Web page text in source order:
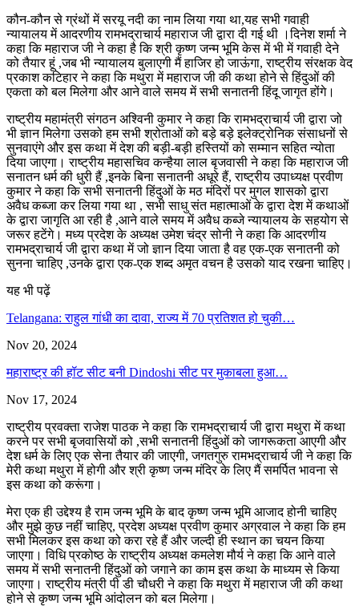
कौन-कौन से ग्रंथों में सरयू नदी का नाम लिया गया था,यह सभी गवाही
न्यायालय में आदरणीय रामभद्राचार्य महाराज जी द्वारा दी गई थी ।दिनेश शर्मा ने
कहा कि महाराज जी ने कहा है कि श्री कृष्ण जन्म भूमि केस में भी में गवाही देने
को तैयार हूं ,जब भी न्यायालय बुलाएगी मैं हाजिर हो जाऊंगा, राष्ट्रीय संरक्षक वेद
प्रकाश कटिहार ने कहा कि मथुरा में महाराज जी की कथा होने से हिंदुओं की
एकता को बल मिलेगा और आने वाले समय में सभी सनातनी हिंदू जागृत होंगे।
राष्ट्रीय महामंत्री संगठन अश्विनी कुमार ने कहा कि रामभद्राचार्य जी द्वारा जो
भी ज्ञान मिलेगा उसको हम सभी श्रोताओं को बड़े बड़े इलेक्ट्रोनिक संसाधनों से
सुनवाएंगे और इस कथा में देश की बड़ी-बड़ी हस्तियों को सम्मान सहित न्योता
दिया जाएगा। राष्ट्रीय महासचिव कन्हैया लाल बृजवासी ने कहा कि महाराज जी
सनातन धर्म की धुरी हैं ,इनके बिना सनातनी अधूरे हैं, राष्ट्रीय उपाध्यक्ष प्रवीण
कुमार ने कहा कि सभी सनातनी हिंदुओं के मठ मंदिरों पर मुगल शासको द्वारा
अवैध कब्जा कर लिया गया था , सभी साधु संत महात्माओं के द्वारा देश में कथाओं
के द्वारा जागृति आ रही है ,आने वाले समय में अवैध कब्जे न्यायालय के सहयोग से
जरूर हटेंगे। मध्य प्रदेश के अध्यक्ष उमेश चंद्र सोनी ने कहा कि आदरणीय
रामभद्राचार्य जी द्वारा कथा में जो ज्ञान दिया जाता है वह एक-एक सनातनी को
सुनना चाहिए ,उनके द्वारा एक-एक शब्द अमृत वचन है उसको याद रखना चाहिए।
यह भी पढ़ें
Telangana: राहुल गांधी का दावा, राज्य में 70 प्रतिशत हो चुकी…
Nov 20, 2024
महाराष्‍ट्र की हॉट सीट बनी Dindoshi सीट पर मुकाबला हुआ…
Nov 17, 2024
राष्ट्रीय प्रवक्ता राजेश पाठक ने कहा कि रामभद्राचार्य जी द्वारा मथुरा में कथा
करने पर सभी बृजवासियों को ,सभी सनातनी हिंदुओं को जागरूकता आएगी और
देश धर्म के लिए एक सेना तैयार की जाएगी, जगतगुरु रामभद्राचार्य जी ने कहा कि
मेरी कथा मथुरा में होगी और श्री कृष्ण जन्म मंदिर के लिए मैं समर्पित भावना से
इस कथा को करूंगा।
मेरा एक ही उद्देश्य है राम जन्म भूमि के बाद कृष्ण जन्म भूमि आजाद होनी चाहिए
और मुझे कुछ नहीं चाहिए, प्रदेश अध्यक्ष प्रवीण कुमार अग्रवाल ने कहा कि हम
सभी मिलकर इस कथा को करा रहे हैं और जल्दी ही स्थान का चयन किया
जाएगा। विधि प्रकोष्ठ के राष्ट्रीय अध्यक्ष कमलेश मौर्य ने कहा कि आने वाले
समय में सभी सनातनी हिंदुओं को जगाने का काम इस कथा के माध्यम से किया
जाएगा। राष्ट्रीय मंत्री पी डी चौधरी ने कहा कि मथुरा में महाराज जी की कथा
होने से कृष्ण जन्म भूमि आंदोलन को बल मिलेगा।